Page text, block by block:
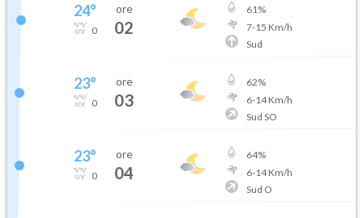
24°
0
ore
02
61%
7-15 Km/h
Sud
23°
0
ore
03
62%
6-14Km/h
Sud SO
23°
0
ore
04
64%
6-14Km/h
Sud O